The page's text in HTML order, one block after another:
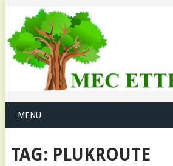
MENU
TAG: PLUKROUTE